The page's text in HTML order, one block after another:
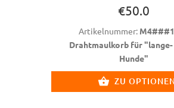
€50.0
Artikelnummer:
Drahtmaulkorb für "lange-
Hunde"
ZU